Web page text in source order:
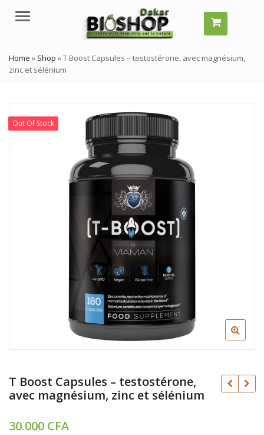
Menu
Home » Shop »T Boost Capsules – testostérone, avec magnésium,
zinc et sélénium
Out Of Stock
T Boost Capsules – testostérone,
avec magnésium, zinc et sélénium
30.000 CFA